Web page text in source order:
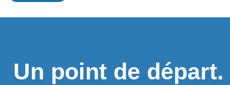
Un point de départ.